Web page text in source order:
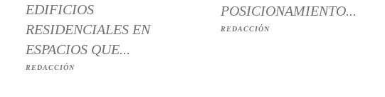
EDIFICIOS
RESIDENCIALES EN
ESPACIOS QUE...
REDACCIÓN
POSICIONAMIENTO...
REDACCIÓN